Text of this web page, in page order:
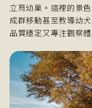
立育幼巢。這裡的景
成群移動甚至教導幼
品質穩定又專注觀察